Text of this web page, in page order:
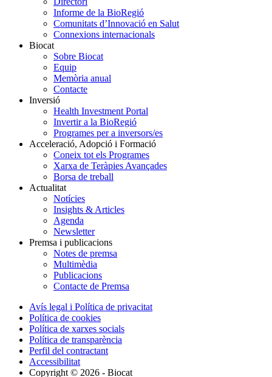
Informe de la BioRegió
Comunitats d’Innovació en Salut
Connexions internacionals
Biocat
Sobre Biocat
Equip
Memòria anual
Contacte
Inversió
Health Investment Portal
Invertir a la BioRegió
Programes per a inversors/es
Acceleració, Adopció i Formació
Coneix tot els Programes
Xarxa de Teràpies Avançades
Borsa de treball
Actualitat
Notícies
Insights & Articles
Agenda
Newsletter
Premsa i publicacions
Notes de premsa
Multimèdia
Publicacions
Contacte de Premsa
Avís legal i Política de privacitat
Política de cookies
Política de xarxes socials
Política de transparència
Perfil del contractant
Accessibilitat
Copyright © 2026 - Biocat